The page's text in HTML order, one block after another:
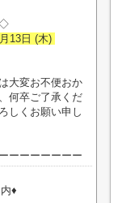
◇
13日 (木)
大変お不便おか
何卒ご了承くだ
しくお願い申し
ーーーーーーー
♦︎